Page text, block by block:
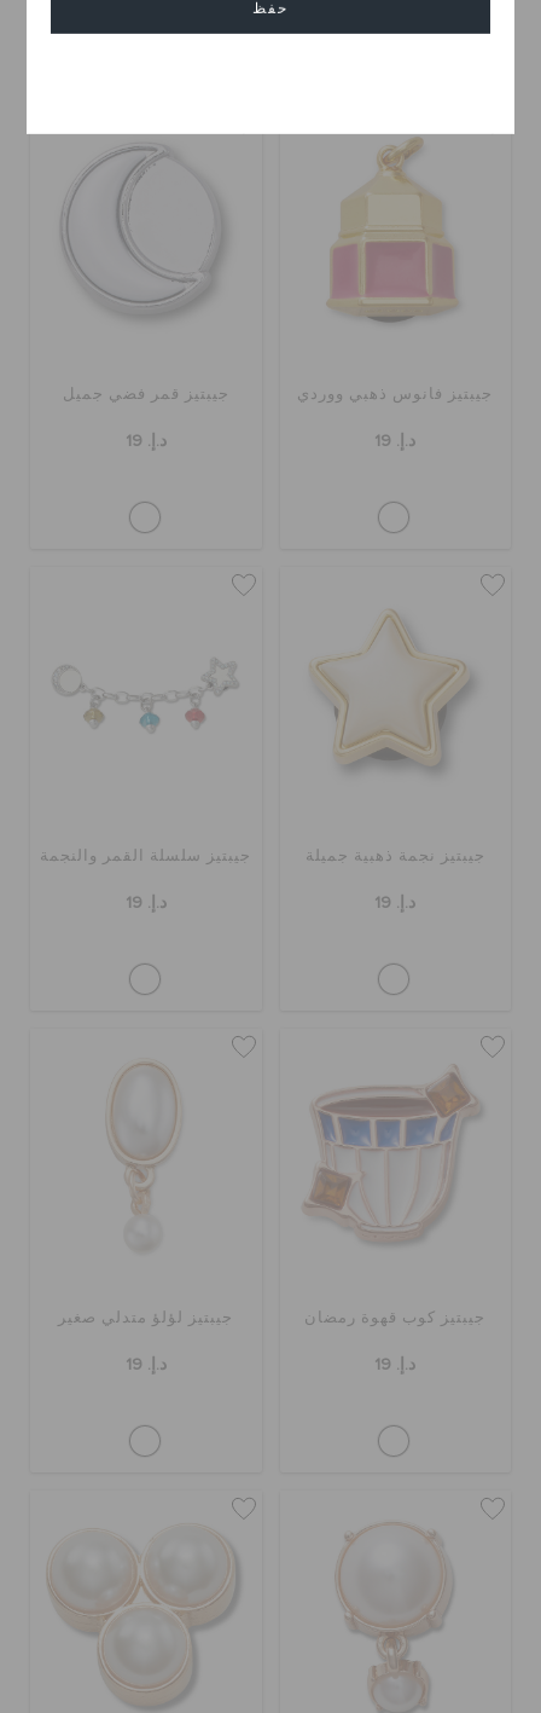
حفظ
+5
جيبتيز فانوس ذهبي ووردي
د.إ. 19
جيبتيز قمر فضي جميل
د.إ. 19
جيبتيز نجمة ذهبية جميلة
د.إ. 19
جيبتيز سلسلة القمر والنجمة
د.إ. 19
جيبتيز كوب قهوة رمضان
د.إ. 19
جيبتيز لؤلؤ متدلي صغير
د.إ. 19